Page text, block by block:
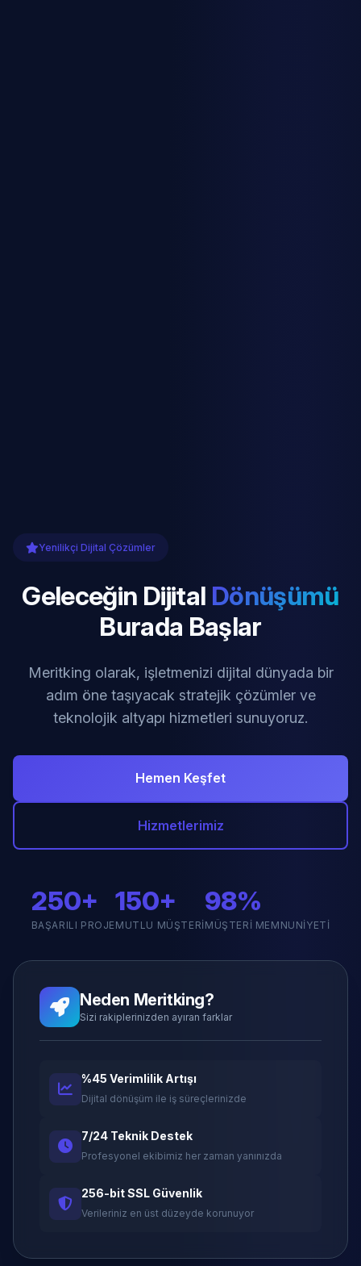
Yenilikçi Dijital Çözümler
Geleceğin Dijital Dönüşümü
Burada Başlar
Meritking olarak, işletmenizi dijital dünyada bir
adım öne taşıyacak stratejik çözümler ve
teknolojik altyapı hizmetleri sunuyoruz.
Hemen Keşfet
Hizmetlerimiz
250+
BAŞARILI PROJE
150+
MUTLU MÜŞTERI
98%
MÜŞTERI MEMNUNIYETI
Neden Meritking?
Sizi rakiplerinizden ayıran farklar
%45 Verimlilik Artışı
Dijital dönüşüm ile iş süreçlerinizde
7/24 Teknik Destek
Profesyonel ekibimiz her zaman yanınızda
256-bit SSL Güvenlik
Verileriniz en üst düzeyde korunuyor